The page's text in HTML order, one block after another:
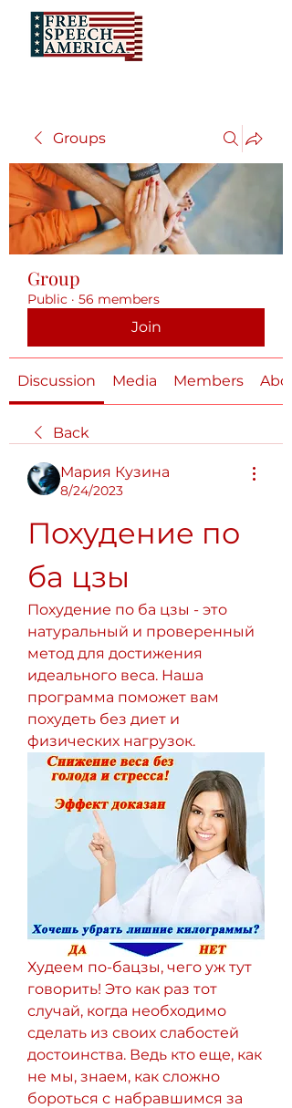
Groups
Group
Public · 56 members
Join
Discussion Media Members
Back
Мария Кузина
8/24/2023
Похудение по
ба цзы
Похудение по ба цзы - это
натуральный и проверенный
метод для достижения
идеального веса. Наша
программа поможет вам
похудеть без диет и
физических нагрузок.
Худеем по-бацзы, чего уж тут
говорить! Это как раз тот
случай, когда необходимо
сделать из своих слабостей
достоинства. Ведь кто еще, как
не мы, знаем, как сложно
бороться с набравшимся за